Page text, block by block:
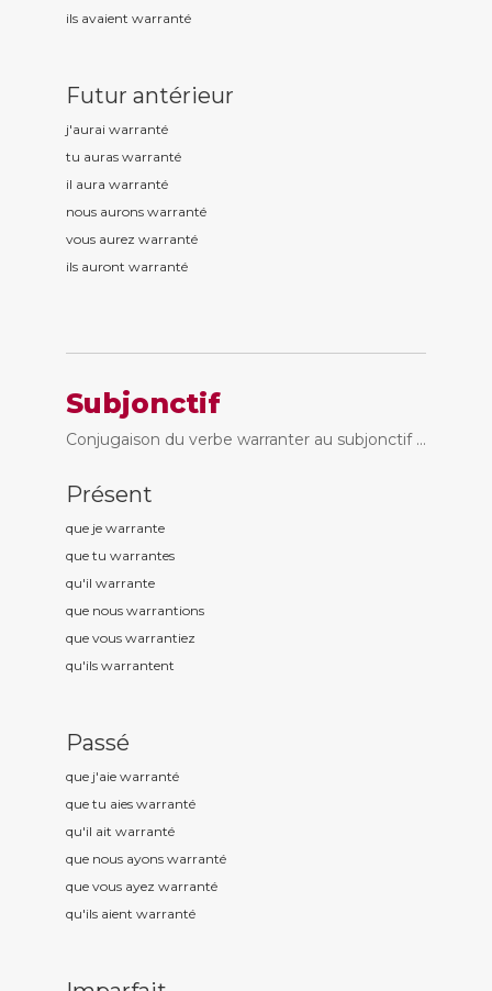
ils avaient warranté
Futur antérieur
j'aurai warranté
tu auras warranté
il aura warranté
nous aurons warranté
vous aurez warranté
ils auront warranté
Subjonctif
Conjugaison du verbe warranter au subjonctif ...
Présent
que je warrante
que tu warrantes
qu'il warrante
que nous warrantions
que vous warrantiez
qu'ils warrantent
Passé
que j'aie warranté
que tu aies warranté
qu'il ait warranté
que nous ayons warranté
que vous ayez warranté
qu'ils aient warranté